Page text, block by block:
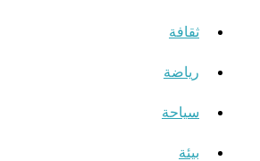
ثقافة
رياضة
سياحة
بيئة